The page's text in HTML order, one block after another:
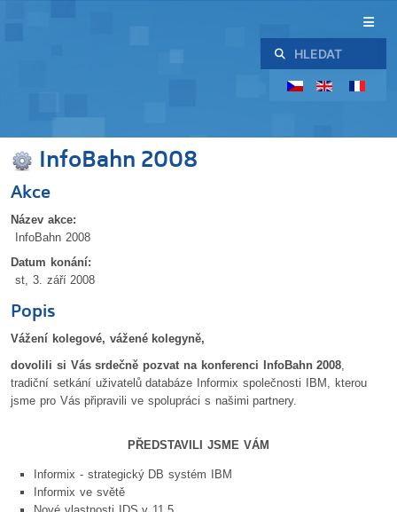
Hledat
InfoBahn 2008
Akce
Název akce:
InfoBahn 2008
Datum konání:
st, 3. září 2008
Popis
Vážení kolegové, vážené kolegyně,
dovolili si Vás srdečně pozvat na konferenci InfoBahn 2008
tradiční setkání uživatelů databáze Informix společnosti IBM, kterou
jsme pro Vás připravili ve spolupráci s našimi partnery.
PŘEDSTAVILI JSME VÁM
Informix - strategický DB systém IBM
Informix ve světě